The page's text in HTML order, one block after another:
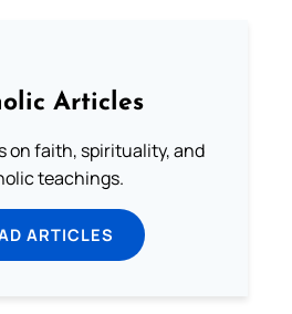
Articles
on faith, spirituality, and
teachings.
ARTICLES